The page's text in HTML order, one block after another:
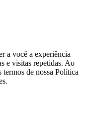
a você a experiência
e visitas repetidas. Ao
de nossa Política